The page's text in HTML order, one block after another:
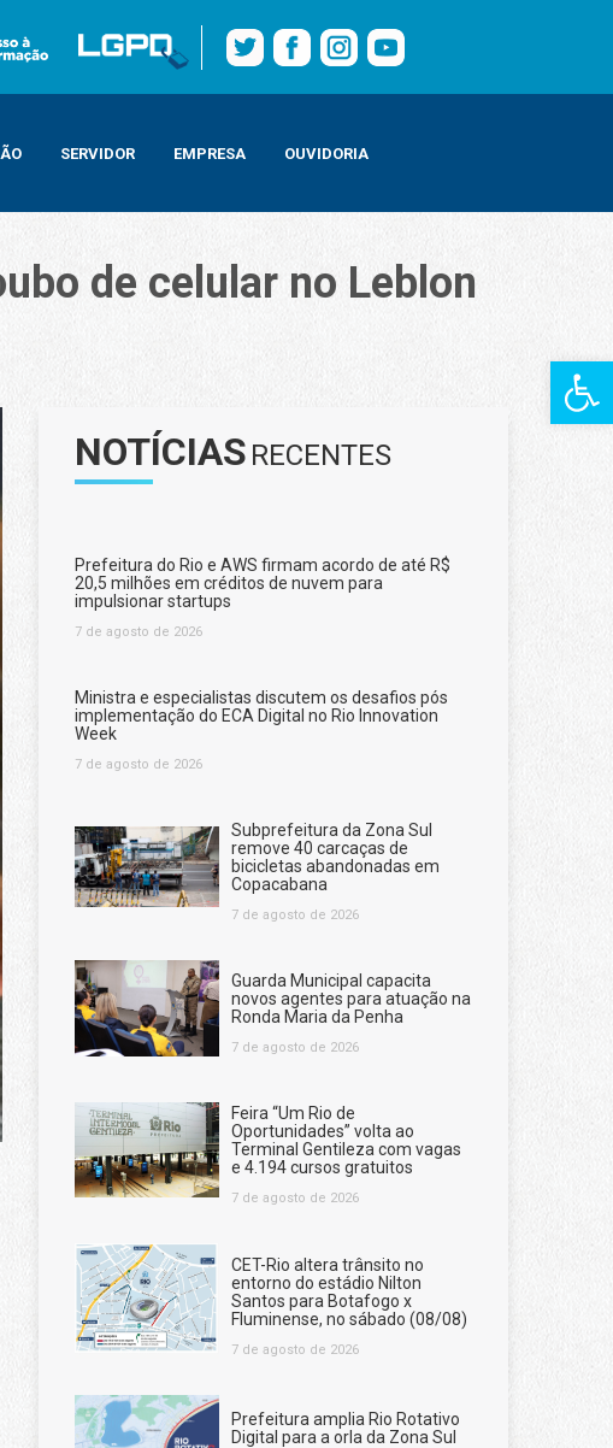
Barra de
SERVIDOR EMPRESA OUVIDORIA
de celular no Leblon
NOTÍCIAS RECENTES
Prefeitura do Rio e AWS firmam acordo de até R$
20,5 milhões em créditos de nuvem para
impulsionar startups
7 de agosto de 2026
Ministra e especialistas discutem os desafios pós
implementação do ECA Digital no Rio Innovation
Week
7 de agosto de 2026
Subprefeitura da Zona Sul
remove 40 carcaças de
bicicletas abandonadas em
Copacabana
7 de agosto de 2026
Guarda Municipal capacita
novos agentes para atuação na
Ronda Maria da Penha
7 de agosto de 2026
Feira “Um Rio de
Oportunidades” volta ao
Terminal Gentileza com vagas
e 4.194 cursos gratuitos
7 de agosto de 2026
CET-Rio altera trânsito no
entorno do estádio Nilton
Santos para Botafogo x
Fluminense, no sábado (08/08)
7 de agosto de 2026
Prefeitura amplia Rio Rotativo
Digital para a orla da Zona Sul